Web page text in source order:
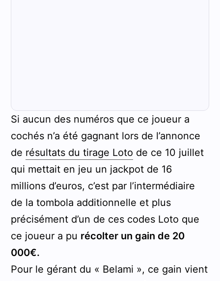
Si aucun des numéros que ce joueur a
cochés n’a été gagnant lors de l’annonce
de résultats du tirage Loto de ce 10 juillet
qui mettait en jeu un jackpot de 16
millions d’euros, c’est par l’intermédiaire
de la tombola additionnelle et plus
précisément d’un de ces codes Loto que
ce joueur a pu récolter un gain de 20
000€.
Pour le gérant du « Belami », ce gain vient